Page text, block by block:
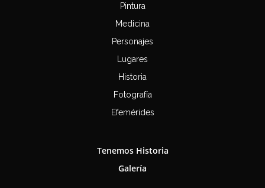
Pintura
Medicina
Personajes
Lugares
Historia
Fotografía
Efemérides
Tenemos Historia
Galería